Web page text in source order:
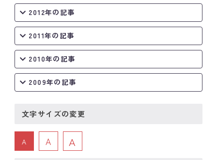
2012年の記事
2011年の記事
2010年の記事
2009年の記事
文字サイズの変更
A A A